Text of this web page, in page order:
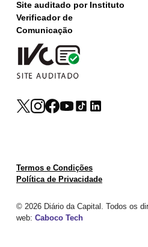
Site auditado por Instituto
Verificador de
Comunicação
© 2026 Diário da Capital. Todos os
web: Caboco Tech
Termos e Condições
Política de Privacidade